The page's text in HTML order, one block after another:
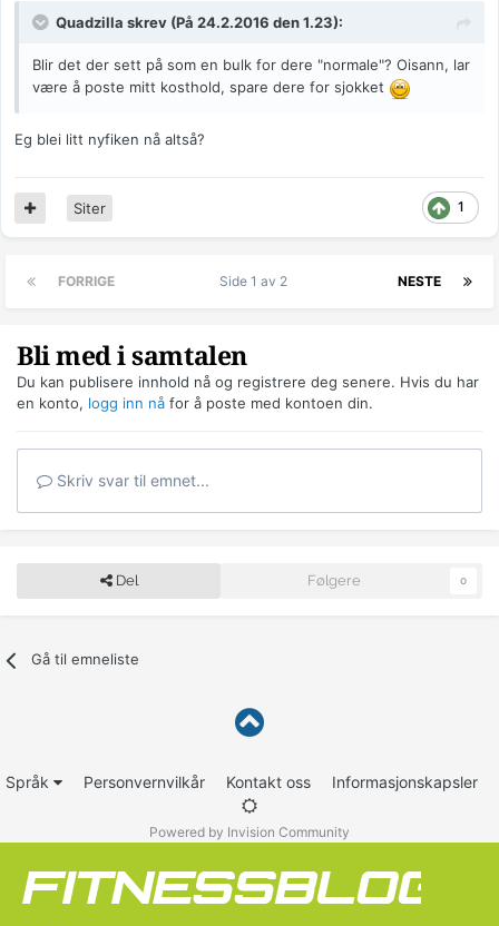
Quadzilla skrev (På 24.2.2016 den 1.23):
Blir det der sett på som en bulk for dere "normale"? Oisann, lar
være å poste mitt kosthold, spare dere for sjokket
Eg blei litt nyfiken nå altså?
1
Siter
FORRIGE NESTE
Side 1 av 2
Bli med i samtalen
Du kan publisere innhold nå og registrere deg senere. Hvis du har
en konto, logg inn nå for å poste med kontoen din.
Skriv svar til emnet...
Del Følgere 0
Gå til emneliste
Språk Personvernvilkår Kontakt oss Informasjonskapsler
Powered by Invision Community